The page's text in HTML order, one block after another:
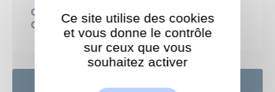
Courons solidaire : 15ème édition de la
Course Enfants sans Cancer
6 SEP
ShareThis est désactivé.
Ce site utilise des cookies
et vous donne le contrôle
sur ceux que vous
souhaitez activer